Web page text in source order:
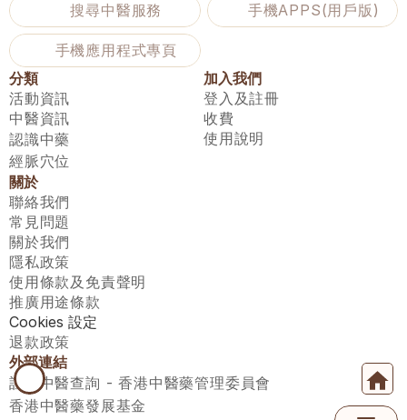
搜尋中醫服務 手機APPS(用戶版)
手機應用程式專頁
分類
活動資訊
中醫資訊
認識中藥
經脈穴位
加入我們
登入及註冊
收費
使用說明
關於
聯絡我們
常見問題
關於我們
隱私政策
使用條款及免責聲明
推廣用途條款
Cookies 設定
退款政策
外部連結
註冊中醫查詢 - 香港中醫藥管理委員會
香港中醫藥發展基金